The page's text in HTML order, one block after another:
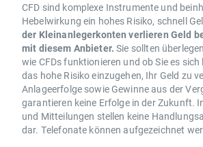
CFD sind komplexe Instrumente und
Hebelwirkung ein hohes Risiko, schnell
der Kleinanlegerkonten verlieren Geld
mit diesem Anbieter. Sie sollten
wie CFDs funktionieren und ob Sie es sich
das hohe Risiko einzugehen, Ihr Geld zu
Anlageerfolge sowie Gewinne aus der
garantieren keine Erfolge in der Zukunft.
und Mitteilungen stellen keine
dar. Telefonate können aufgezeichnet